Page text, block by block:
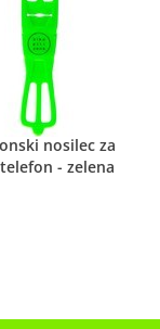
nosilec za
- zelena